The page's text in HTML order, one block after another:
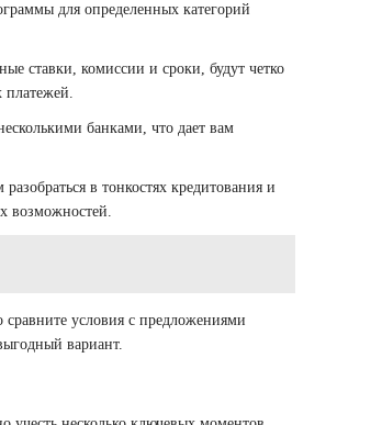
для определенных категорий
ставки, комиссии и сроки, будут четко
платежей.
банками, что дает вам
в тонкостях кредитования и
возможностей.
сравните условия с предложениями
вариант.